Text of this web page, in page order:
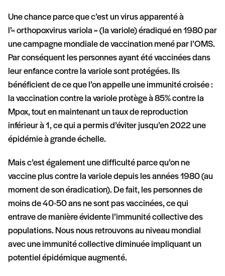
Une chance parce que c’est un virus apparenté à
l’« orthopoxvirus variola » (la variole) éradiqué en 1980 par
une campagne mondiale de vaccination mené par l’OMS.
Par conséquent les personnes ayant été vaccinées dans
leur enfance contre la variole sont protégées. Ils
bénéficient de ce que l’on appelle une immunité croisée :
la vaccination contre la variole protège à 85% contre la
Mpox, tout en maintenant un taux de reproduction
inférieur à 1, ce qui a permis d’éviter jusqu’en 2022 une
épidémie à grande échelle.
Mais c’est également une difficulté parce qu’on ne
vaccine plus contre la variole depuis les années 1980 (au
moment de son éradication). De fait, les personnes de
moins de 40-50 ans ne sont pas vaccinées, ce qui
entrave de manière évidente l’immunité collective des
populations. Nous nous retrouvons au niveau mondial
avec une immunité collective diminuée impliquant un
potentiel épidémique augmenté.